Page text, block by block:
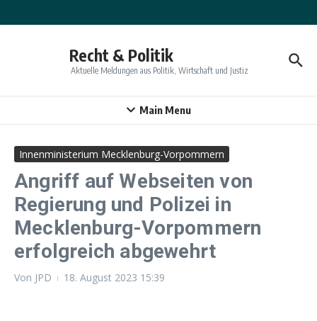
Recht & Politik
Aktuelle Meldungen aus Politik, Wirtschaft und Justiz
Main Menu
Innenministerium Mecklenburg-Vorpommern
Angriff auf Webseiten von
Regierung und Polizei in
Mecklenburg-Vorpommern
erfolgreich abgewehrt
Von JPD 18. August 2023 15:39